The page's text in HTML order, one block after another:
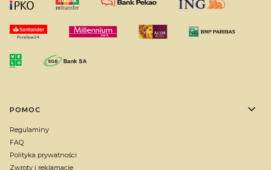
Linki w stopce
POMOC
Regulaminy
FAQ
Polityka prywatności
Zwroty i reklamacje